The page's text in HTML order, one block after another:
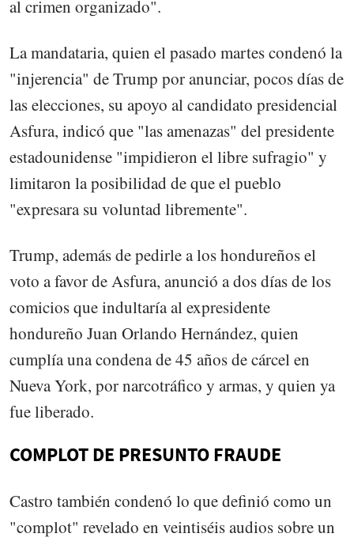
al crimen organizado".
La mandataria, quien el pasado martes condenó la
"injerencia" de Trump por anunciar, pocos días de
las elecciones, su apoyo al candidato presidencial
Asfura, indicó que "las amenazas" del presidente
estadounidense "impidieron el libre sufragio" y
limitaron la posibilidad de que el pueblo
"expresara su voluntad libremente".
Trump, además de pedirle a los hondureños el
voto a favor de Asfura, anunció a dos días de los
comicios que indultaría al expresidente
hondureño Juan Orlando Hernández, quien
cumplía una condena de 45 años de cárcel en
Nueva York, por narcotráfico y armas, y quien ya
fue liberado.
COMPLOT DE PRESUNTO FRAUDE
Castro también condenó lo que definió como un
"complot" revelado en veintiséis audios sobre un